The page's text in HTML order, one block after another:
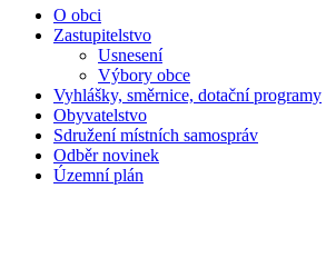
O obci
Zastupitelstvo
Usnesení
Výbory obce
Vyhlášky, směrnice, dotační programy
Obyvatelstvo
Sdružení místních samospráv
Odběr novinek
Územní plán